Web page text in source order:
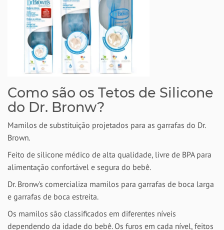
Como são os Tetos de Silicone
do Dr. Bronw?
Mamilos de substituição projetados para as garrafas do Dr.
Brown.
Feito de silicone médico de alta qualidade, livre de BPA para
alimentação confortável e segura do bebê.
Dr. Bronw's comercializa mamilos para garrafas de boca larga
e garrafas de boca estreita.
Os mamilos são classificados em diferentes níveis
dependendo da idade do bebê. Os furos em cada nível, feitos